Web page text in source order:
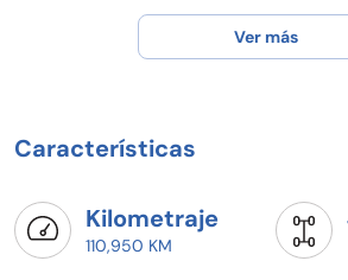
Ver más
Características
Kilometraje
110,950 KM